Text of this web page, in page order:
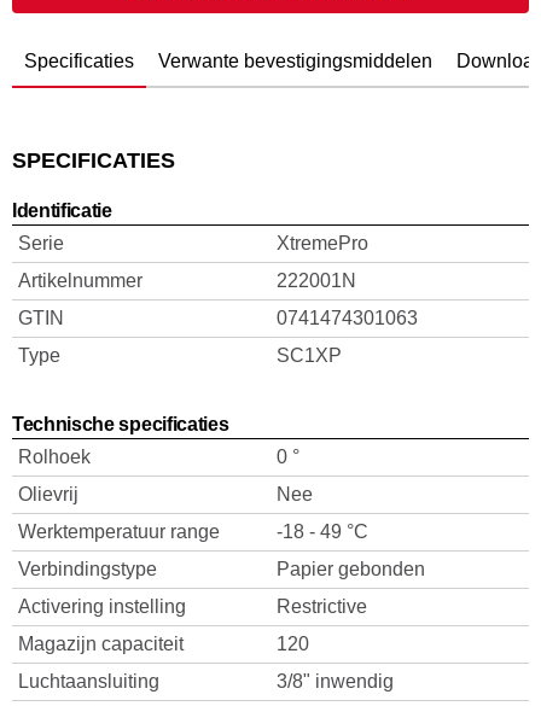
Specificaties Verwante bevestigingsmiddelen
SPECIFICATIES
Identificatie
Serie
XtremePro
Artikelnummer
222001N
GTIN
0741474301063
Type
SC1XP
Technische specificaties
Rolhoek
0 °
Olievrij
Nee
Werktemperatuur range
-18 - 49 °C
Verbindingstype
Papier gebonden
Activering instelling
Restrictive
Magazijn capaciteit
120
Luchtaansluiting
3/8" inwendig